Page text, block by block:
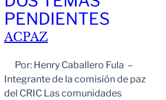
PENDIENTES
ACPAZ
Por: Henry Caballero Fula –
Integrante de la comisión de paz
del CRIC Las comunidades